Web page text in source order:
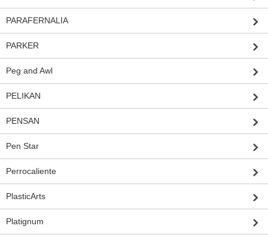
PARAFERNALIA
PARKER
Peg and Awl
PELIKAN
PENSAN
Pen Star
Perrocaliente
PlasticArts
Platignum